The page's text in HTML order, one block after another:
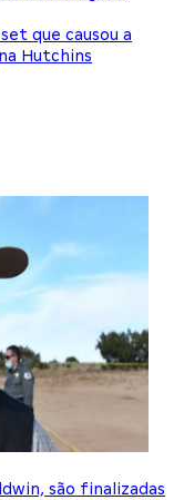
que causou a
Hutchins
são finalizadas